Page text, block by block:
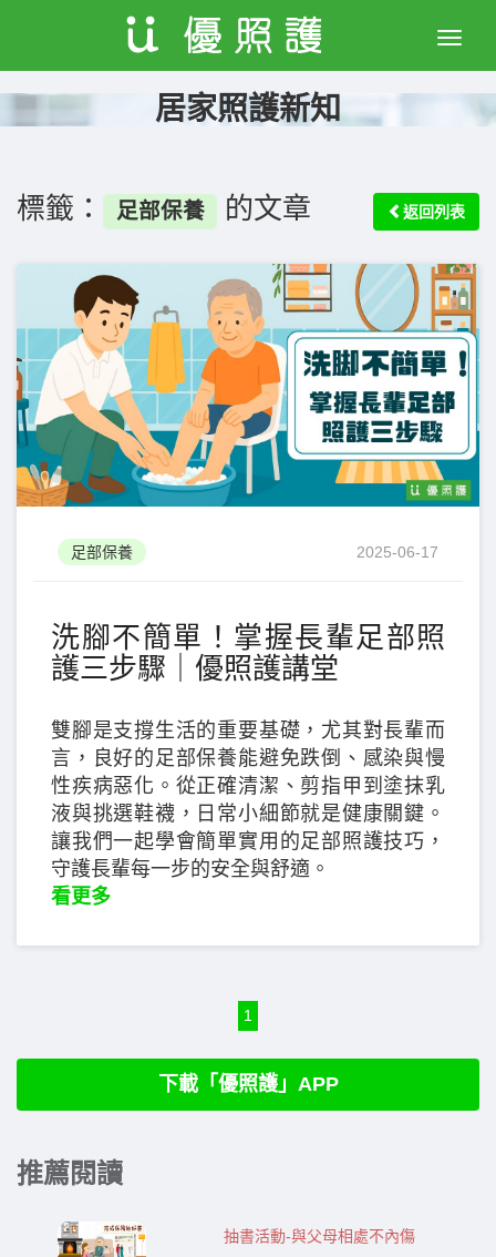
Toggle
居家照護新知
標籤： 足部保養 的文章 返回列表
足部保養 2025-06-17
洗腳不簡單！掌握長輩足部照
護三步驟｜優照護講堂
雙腳是支撐生活的重要基礎，尤其對長輩而
言，良好的足部保養能避免跌倒、感染與慢
性疾病惡化。從正確清潔、剪指甲到塗抹乳
液與挑選鞋襪，日常小細節就是健康關鍵。
讓我們一起學會簡單實用的足部照護技巧，
守護長輩每一步的安全與舒適。
看更多
1
下載「優照護」APP
推薦閱讀
抽書活動-​​與父母相處不內傷